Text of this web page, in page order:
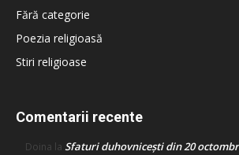
Fără categorie
Poezia religioasă
Stiri religioase
Comentarii recente
Doina la Sfaturi duhovnicești din 20